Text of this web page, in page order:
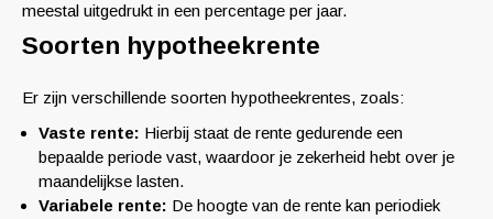
meestal uitgedrukt in een percentage per jaar.
Soorten hypotheekrente
Er zijn verschillende soorten hypotheekrentes, zoals:
Vaste rente: Hierbij staat de rente gedurende een
bepaalde periode vast, waardoor je zekerheid hebt over je
maandelijkse lasten.
Variabele rente: De hoogte van de rente kan periodiek